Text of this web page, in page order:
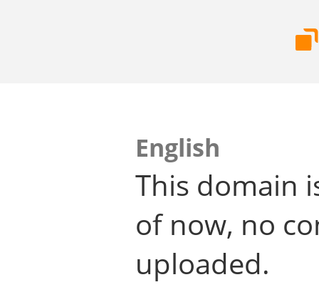
English
This domain
of now, no
uploaded.